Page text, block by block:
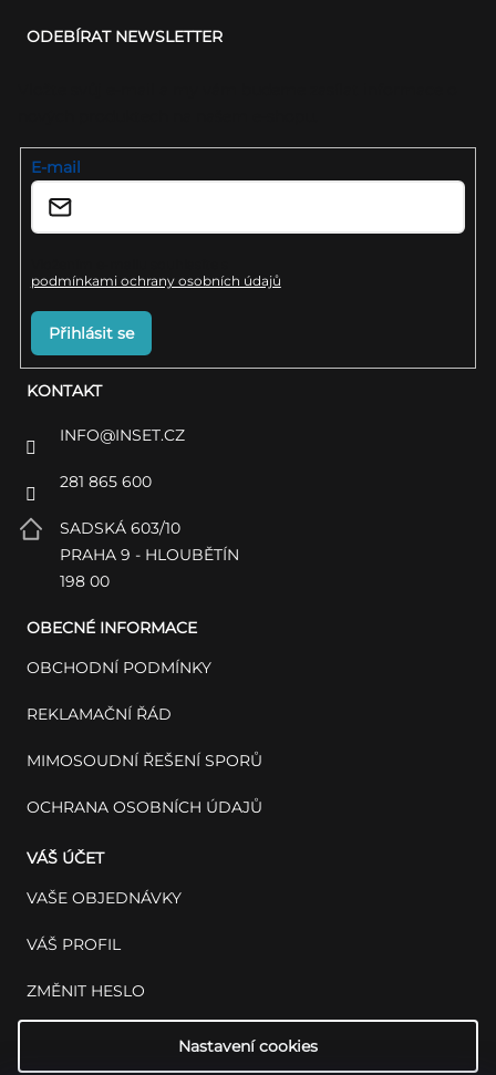
KONTAKT
INFO@INSET.CZ
281 865 600
SADSKÁ 603/10
PRAHA 9 - HLOUBĚTÍN
198 00
OBECNÉ INFORMACE
OBCHODNÍ PODMÍNKY
REKLAMAČNÍ ŘÁD
MIMOSOUDNÍ ŘEŠENÍ SPORŮ
OCHRANA OSOBNÍCH ÚDAJŮ
VÁŠ ÚČET
VAŠE OBJEDNÁVKY
VÁŠ PROFIL
ZMĚNIT HESLO
Nastavení cookies
ODEBÍRAT NEWSLETTER
E-mail
podmínkami ochrany osobních údajů
Přihlásit se